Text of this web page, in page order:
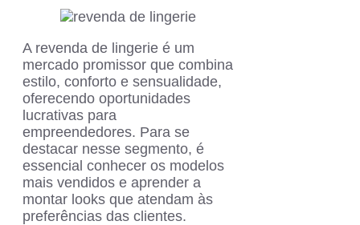
A revenda de lingerie é um
mercado promissor que combina
estilo, conforto e sensualidade,
oferecendo oportunidades
lucrativas para
empreendedores. Para se
destacar nesse segmento, é
essencial conhecer os modelos
mais vendidos e aprender a
montar looks que atendam às
preferências das clientes.